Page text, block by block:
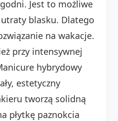
Jest to możliwe
blasku. Dlatego
na wakacje.
przy intensywnej
hybrydowy
estetyczny
tworzą solidną
płytkę paznokcia